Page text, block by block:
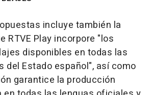
incluye también la
RTVE Play incorpore "los
disponibles en todas las
del Estado español", así como
garantice la producción